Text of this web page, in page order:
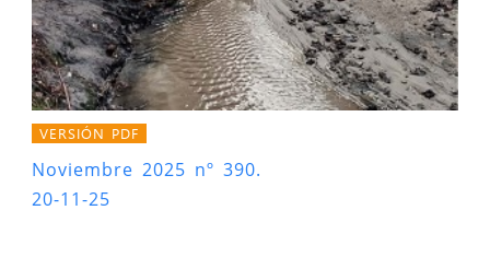
VERSIÓN PDF
Noviembre 2025 nº 390.
20-11-25